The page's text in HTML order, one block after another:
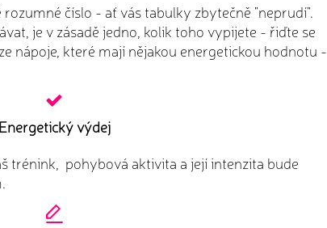
číslo - ať vás tabulky zbytečně "neprudí".
je v zásadě jedno, kolik toho vypijete - řiďte se
nápoje, které mají nějakou energetickou hodnotu -
Energetický výdej
trénink, pohybová aktivita a její intenzita bude